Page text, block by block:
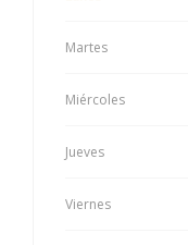
Martes
Miércoles
Jueves
Viernes